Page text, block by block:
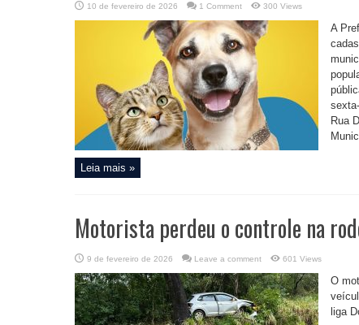
10 de fevereiro de 2026 1 Comment 300 Views
A
Rua
Leia mais »
Motorista perdeu o controle na
9 de fevereiro de 2026 Leave a comment 601 Views
O
liga